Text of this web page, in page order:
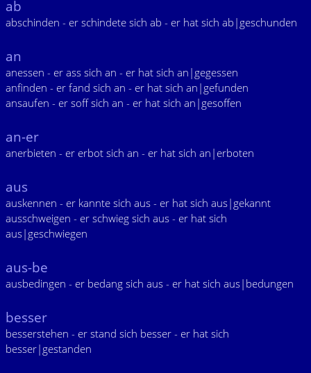
ab
abschinden - er schindete sich ab - er hat sich ab|geschunden
an
anessen - er ass sich an - er hat sich an|gegessen
anfinden - er fand sich an - er hat sich an|gefunden
ansaufen - er soff sich an - er hat sich an|gesoffen
an-er
anerbieten - er erbot sich an - er hat sich an|erboten
aus
auskennen - er kannte sich aus - er hat sich aus|gekannt
ausschweigen - er schwieg sich aus - er hat sich
aus|geschwiegen
aus-be
ausbedingen - er bedang sich aus - er hat sich aus|bedungen
besser
besserstehen - er stand sich besser - er hat sich
besser|gestanden